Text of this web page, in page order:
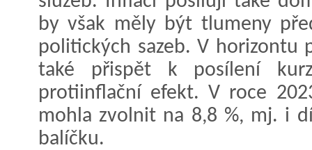
by však měly být tlumeny
politických sazeb. V
také přispět k posílení
protiinflační efekt. V roce
mohla zvolnit na 8,8 %, mj. i
balíčku.